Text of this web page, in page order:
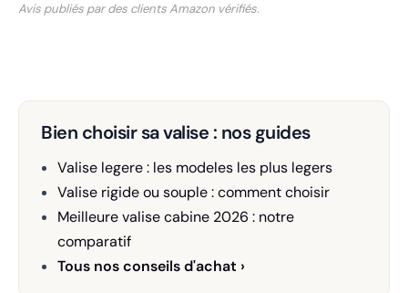
Avis publiés par des clients Amazon vérifiés.
Bien choisir sa valise : nos guides
Valise legere : les modeles les plus legers
Valise rigide ou souple : comment choisir
Meilleure valise cabine 2026 : notre
comparatif
Tous nos conseils d'achat ›